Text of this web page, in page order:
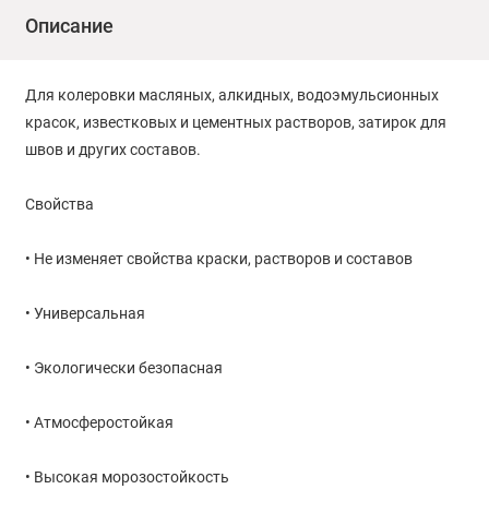
Описание
Для колеровки масляных, алкидных, водоэмульсионных
красок, известковых и цементных растворов, затирок для
швов и других составов.
Свойства
• Не изменяет свойства краски, растворов и составов
• Универсальная
• Экологически безопасная
• Атмосферостойкая
• Высокая морозостойкость